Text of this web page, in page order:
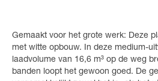
Gemaakt voor het grote werk: Deze
met witte opbouw. In deze medium-
laadvolume van 16,6 m³ op de weg
banden loopt het gewoon goed. De